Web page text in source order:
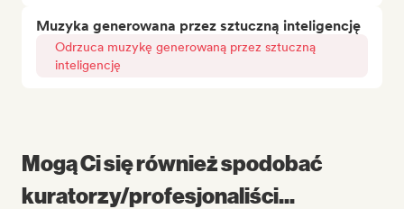
Muzyka generowana przez sztuczną inteligencję
Odrzuca muzykę generowaną przez sztuczną
inteligencję
Mogą Ci się również spodobać
kuratorzy/profesjonaliści...